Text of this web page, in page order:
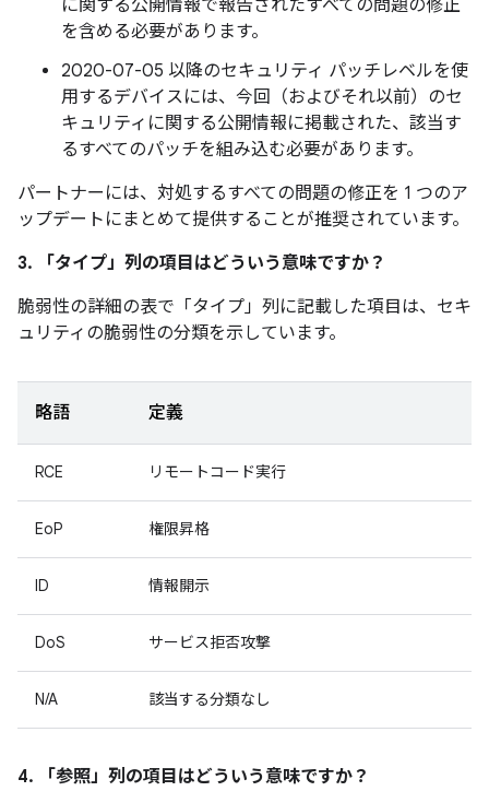
に関する公開情報で報告されたすべての問題の修正
を含める必要があります。
2020-07-05 以降のセキュリティ パッチレベルを使
用するデバイスには、今回（およびそれ以前）のセ
キュリティに関する公開情報に掲載された、該当す
るすべてのパッチを組み込む必要があります。
パートナーには、対処するすべての問題の修正を 1 つのア
ップデートにまとめて提供することが推奨されています。
3. 「タイプ」 列の項目はどういう意味ですか？
脆弱性の詳細の表で「タイプ」 列に記載した項目は、セキ
ュリティの脆弱性の分類を示しています。
略語 定義
RCE リモートコード実行
EoP 権限昇格
ID 情報開示
DoS サービス拒否攻撃
N/A 該当する分類なし
4. 「参照」 列の項目はどういう意味ですか？